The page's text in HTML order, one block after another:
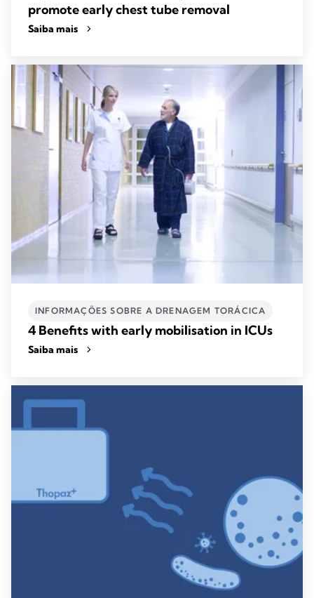
promote early chest tube removal
Saiba mais
INFORMAÇÕES SOBRE A DRENAGEM TORÁCICA
4 Benefits with early mobilisation in ICUs
Saiba mais